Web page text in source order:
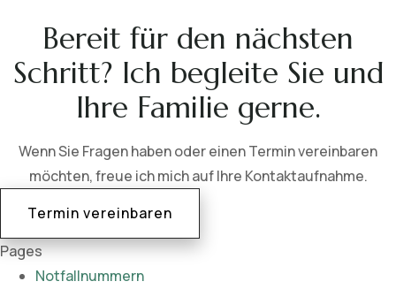
Bereit für den nächsten
Schritt? Ich begleite Sie und
Ihre Familie gerne.
Wenn Sie Fragen haben oder einen Termin vereinbaren
möchten, freue ich mich auf Ihre Kontaktaufnahme.
Termin vereinbaren
Pages
Notfallnummern